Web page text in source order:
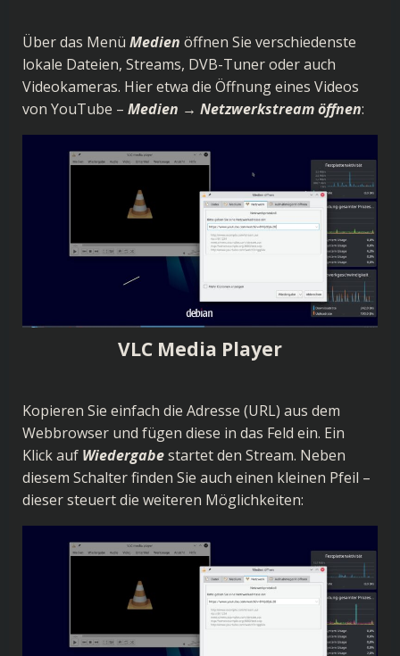
Über das Menü Medien öffnen Sie verschiedenste
lokale Dateien, Streams, DVB-Tuner oder auch
Videokameras. Hier etwa die Öffnung eines Videos
von YouTube – Medien → Netzwerkstream öffnen:
VLC Media Player
Kopieren Sie einfach die Adresse (URL) aus dem
Webbrowser und fügen diese in das Feld ein. Ein
Klick auf Wiedergabestartet den Stream. Neben
diesem Schalter finden Sie auch einen kleinen Pfeil –
dieser steuert die weiteren Möglichkeiten: